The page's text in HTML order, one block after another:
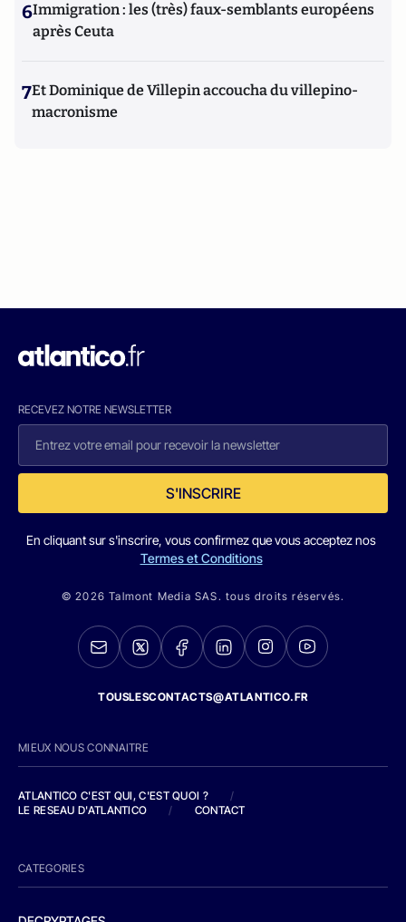
6Immigration : les (très) faux-semblants européens
après Ceuta
7Et Dominique de Villepin accoucha du villepino-
macronisme
RECEVEZ NOTRE NEWSLETTER
S'INSCRIRE
En cliquant sur s'inscrire, vous confirmez que vous acceptez nos
Termes et Conditions
© 2026 Talmont Media SAS. tous droits réservés.
TOUSLESCONTACTS@ATLANTICO.FR
MIEUX NOUS CONNAITRE
ATLANTICO C'EST QUI, C'EST QUOI ?
/
LE RESEAU D'ATLANTICO
/ CONTACT
CATEGORIES